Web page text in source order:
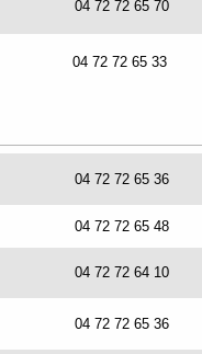
04 72 72 65 70
04 72 72 65 33
04 72 72 65 36
04 72 72 65 48
04 72 72 64 10
04 72 72 65 36